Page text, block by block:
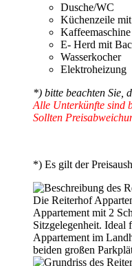
Dusche/WC
Küchenzeile
Kaffeemaschine
E- Herd mit
Wasserkocher
Elektroheizung
*) bitte beachten Sie,
Alle Unterkünfte sind
Sollten
*) Es gilt der
Die Reiterhof
Appartement mit 2
Sitzgelegenheit. Ideal
Appartement im
beiden großen